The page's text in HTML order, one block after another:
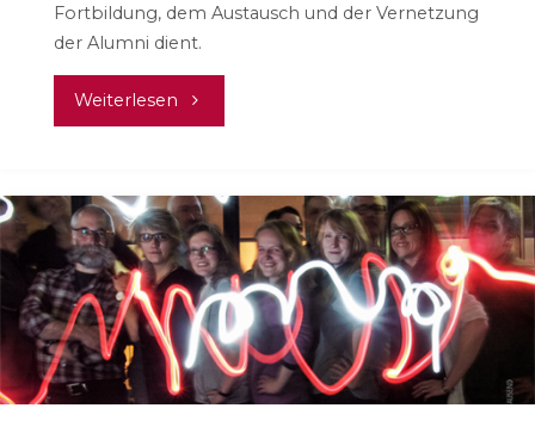
Fortbildung, dem Austausch und der Vernetzung
der Alumni dient.
Weiterlesen "Alumni-
#mepps
2020"